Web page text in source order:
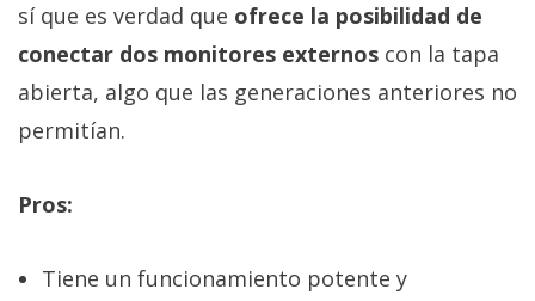
sí que es verdad que ofrece la posibilidad de
conectar dos monitores externos con la tapa
abierta, algo que las generaciones anteriores no
permitían.
Pros:
Tiene un funcionamiento potente y